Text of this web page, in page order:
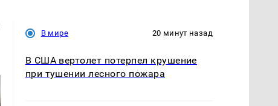
В мире 20 минут назад
В США вертолет потерпел крушение
при тушении лесного пожара